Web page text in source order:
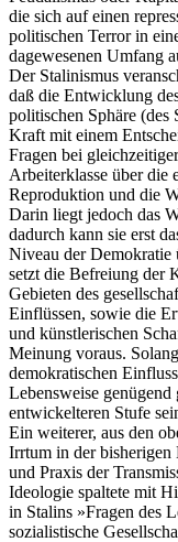
die sich auf einen
politischen Terror in
dagewesenen Umfang
Der Stalinismus
daß die Entwicklung
politischen Sphäre (des
Kraft mit einem
Fragen bei
Arbeiterklasse über die
Reproduktion und die
Darin liegt jedoch das
dadurch kann sie erst
Niveau der Demokratie
setzt die Befreiung der
Gebieten des
Einflüssen, sowie die
und künstlerischen
Meinung voraus.
demokratischen
Lebensweise
entwickelteren Stufe
Ein weiterer, aus den
Irrtum in der
und Praxis der
Ideologie spaltete mit
in Stalins »Fragen des
sozialistische